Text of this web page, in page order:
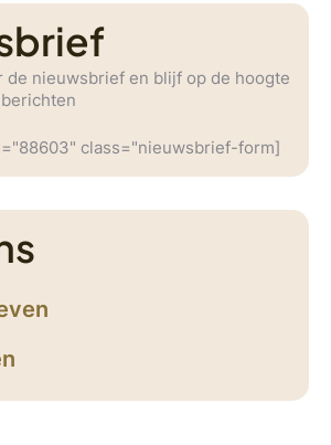
de nieuwsbrief en blijf op de hoogte
class="nieuwsbrief-form]